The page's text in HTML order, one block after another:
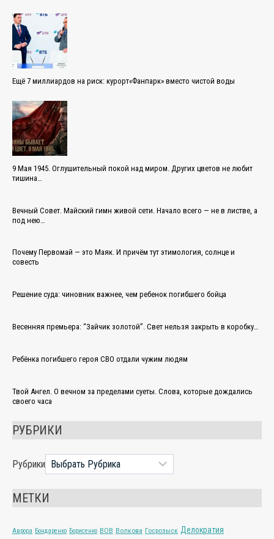
Ещё 7 миллиардов на риск: курорт«Фанпарк» вместо чистой воды
9 Мая 1945. Оглушительный покой над миром. Других цветов не любит
тишина…
Вечный Совет. Майский гимн живой сети. Начало всего — не в листве, а
под нею…
Почему Первомай — это Маяк. И причём тут этимология, солнце и
совесть
Решение суда: чиновник важнее, чем ребенок погибшего бойца
Весенняя премьера: “Зайчик золотой”. Свет нельзя закрыть в коробку…
Ребёнка погибшего героя СВО отдали чужим людям
Твой Ангел. О вечном за пределами суеты. Слова, которые дождались
своего часа
РУБРИКИ
Рубрики
МЕТКИ
Аврора Бондаренко Борисенко ВОВ Волкова Госрозыск Делократия